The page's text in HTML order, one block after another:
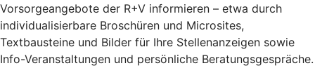
Vorsorgeangebote der R+V informieren – etwa durch
individualisierbare Broschüren und Microsites,
Textbausteine und Bilder für Ihre Stellenanzeigen sowie
Info-Veranstaltungen und persönliche Beratungsgespräche.